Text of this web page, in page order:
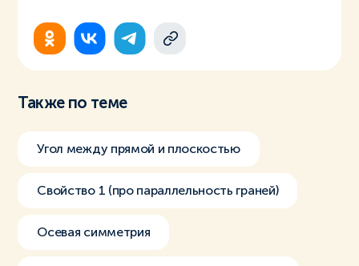
Также по теме
Угол между прямой и плоскостью
Свойство 1 (про параллельность граней)
Осевая симметрия